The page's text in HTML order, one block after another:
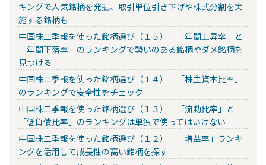
キングで人気銘柄を発掘、取引単位引き下げや株式分割を実
施する銘柄も
中国株二季報を使った銘柄選び（１５） 「年間上昇率」と
「年間下落率」のランキングで勢いのある銘柄やダメ銘柄を
見つける
中国株二季報を使った銘柄選び（１４） 「株主資本比率」
のランキングで安全性をチェック
中国株二季報を使った銘柄選び（１３） 「流動比率」と
「低負債比率」のランキングは単独で使ってはいけない
中国株二季報を使った銘柄選び（１２） 「増益率」ランキ
ングを活用して成長性の高い銘柄を探す